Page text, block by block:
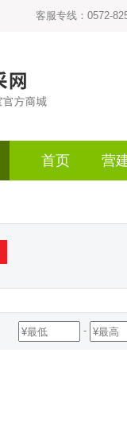
客服专线：0572-
首页 营
-